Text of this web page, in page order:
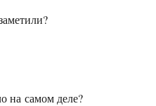
на самом деле?